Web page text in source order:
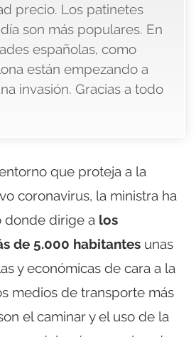
precio. Los patinetes
son más populares. En
españolas, como
están empezando a
invasión. Gracias a todo
que proteja a la
coronavirus, la ministra ha
donde dirige a los
de 5.000 habitantes unas
y económicas de cara a la
medios de transporte más
el caminar y el uso de la